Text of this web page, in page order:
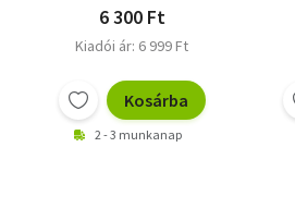
6 300 Ft
Kiadói ár: 6 999 Ft
Kosárba
2 - 3 munkanap